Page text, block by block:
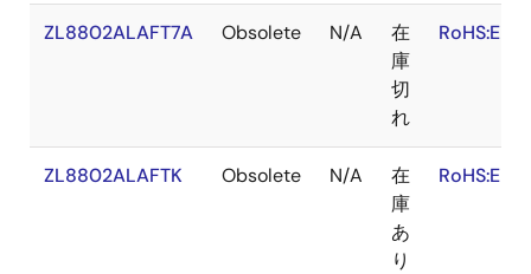
Digital-DC™（DDC）シリアルバスにより、ZL8802は
他のデジタル電源用IC間の通信が可能です。 DDCを使
用することで、ZL8802はIC間相電流平衡、シーケンシ
ング、故障拡散などの複雑な機能を実現します。 これ
により、多数の外付けディスクリート部品を使用した
複雑な電源管理は不要となります。 ZL8802は、高速な
出力過電流保護機能を搭載しています。 入力電圧、出
力電圧、DrMOS/MOSFETドライバ電源電圧は過電圧、
低電圧保護されています。 温度監視用に2つの外部温度
センサと1つの内部温度センサがあり、そのうちの1つは
ZL8802ALAFT7A Obsolete N/A
在
庫
切
れ
RoHS:EN
ZL8802ALAFTK Obsolete N/A
在
庫
あ
り
RoHS:EN